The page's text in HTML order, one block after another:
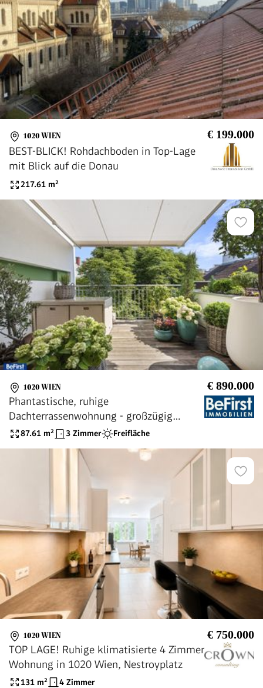
1020 WIEN € 199.000
BEST-BLICK! Rohdachboden in Top-Lage
mit Blick auf die Donau
217.61 m²
1020 WIEN € 890.000
Phantastische, ruhige
Dachterrassenwohnung - großzügig
geschnitten. Ideal für Paare und Singles
87.61 m² 3 Zimmer Freifläche
1020 WIEN € 750.000
TOP LAGE! Ruhige klimatisierte 4 Zimmer
Wohnung in 1020 Wien, Nestroyplatz
131 m² 4 Zimmer